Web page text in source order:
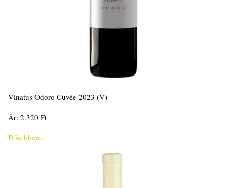
Vinatus Odoro Cuvée 2023 (V)
Ár: 2.320 Ft
Bővebben...